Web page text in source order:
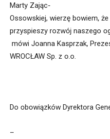
Marty Zając-
Ossowskiej, wierzę bowiem, że
przyspieszy rozwój naszego
mówi Joanna Kasprzak,
WROCŁAW Sp. z o.o.
Do obowiązków Dyrektora
–